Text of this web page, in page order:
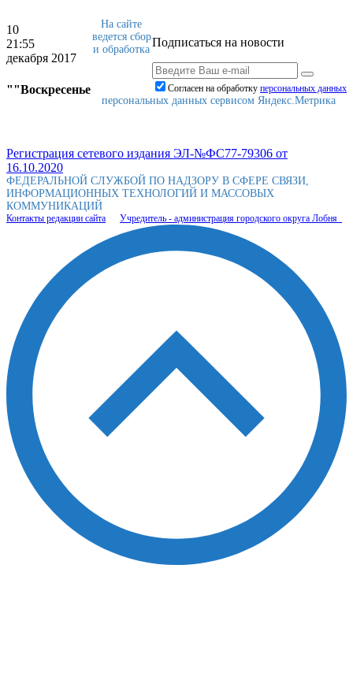
10
21:55
декабря 2017
""Воскресенье
Подписаться на новости
Согласен на обработку персональныx данных
На сайте
ведется сбор
и обработка
персональных данных сервисом Яндекс.Метрика
Регистрация сетевого издания ЭЛ-№ФС77-79306 от
16.10.2020
ФЕДЕРАЛЬНОЙ СЛУЖБОЙ ПО НАДЗОРУ В СФЕРЕ СВЯЗИ,
ИНФОРМАЦИОННЫХ ТЕХНОЛОГИЙ И МАССОВЫХ
КОММУНИКАЦИЙ
Контакты редакции сайта Учредитель - администрация городского округа Лобня